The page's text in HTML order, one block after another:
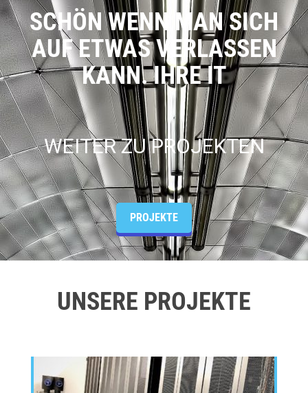
SCHÖN WENN MAN SICH
AUF ETWAS VERLASSEN
KANN. IHRE IT
WEITER ZU PROJEKTEN
PROJEKTE
UNSERE PROJEKTE